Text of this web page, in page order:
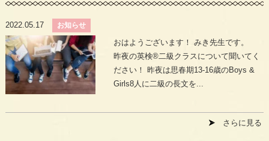
2022.05.17 お知らせ
おはようございます！ みき先生です。
昨夜の英検®︎二級クラスについて聞いてく
ださい！ 昨夜は思春期13-16歳のBoys &
Girls8人に二級の長文を...
さらに見る